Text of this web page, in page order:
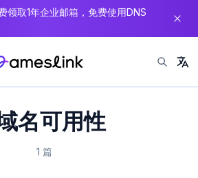
领取1年企业邮箱，免费使用DNS
名可用性
1 篇